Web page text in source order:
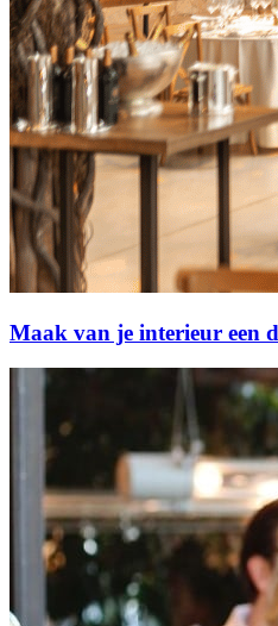
Maak van je interieur een